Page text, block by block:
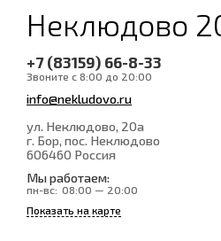
Неклюдово
+7 (83159) 66-8-33
Звоните с 8:00 до 20:00
info@nekludovo.ru
ул. Неклюдово, 20а
г. Бор, пос. Неклюдово
606460 Россия
Мы работаем:
пн-вс: 08:00 — 20:00
Показать на карте